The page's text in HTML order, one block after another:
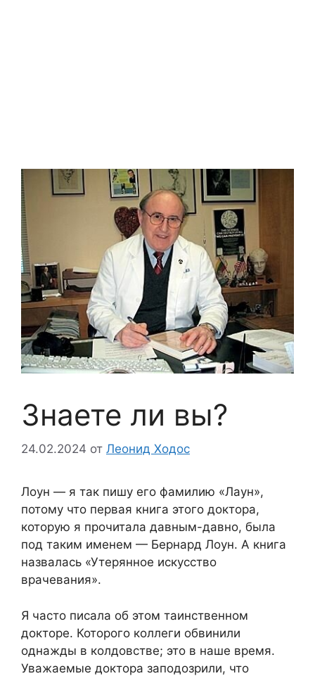
Знаете ли вы?
24.02.2024 от Леонид Ходос
Лоун — я так пишу его фамилию «Лаун»,
потому что первая книга этого доктора,
которую я прочитала давным-давно, была
под таким именем — Бернард Лоун. А книга
назвалась «Утерянное искусство
врачевания».
Я часто писала об этом таинственном
докторе. Которого коллеги обвинили
однажды в колдовстве; это в наше время.
Уважаемые доктора заподозрили, что